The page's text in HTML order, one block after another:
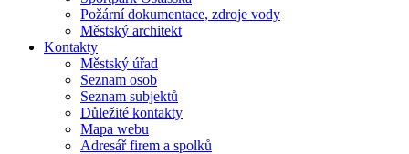
Požární dokumentace, zdroje vody
Městský architekt
Kontakty
Městský úřad
Seznam osob
Seznam subjektů
Důležité kontakty
Mapa webu
Adresář firem a spolků